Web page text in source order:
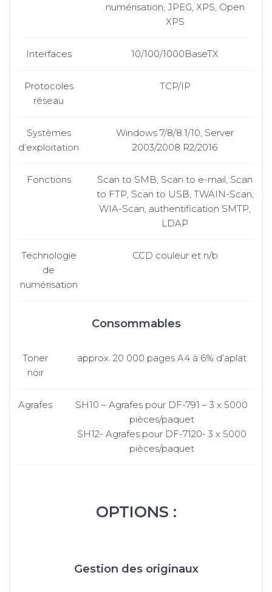
numérisation, JPEG, XPS, Open
XPS
Interfaces 10/100/1000BaseTX
Protocoles
réseau
TCP/IP
Systèmes
d’exploitation
Windows 7/8/8.1/10, Server
2003/2008 R2/2016
Fonctions
Scan to SMB, Scan to e-mail, Scan
to FTP, Scan to USB, TWAIN-Scan,
WIA-Scan, authentification SMTP,
LDAP
Technologie
de
numérisation
CCD couleur et n/b
Consommables
Toner
noir
approx. 20 000 pages A4 à 6% d’aplat
Agrafes
SH10 – Agrafes pour DF-791 – 3 x 5000
pièces/paquet
SH12- Agrafes pour DF-7120- 3 x 5000
pièces/paquet
OPTIONS :
Gestion des originaux